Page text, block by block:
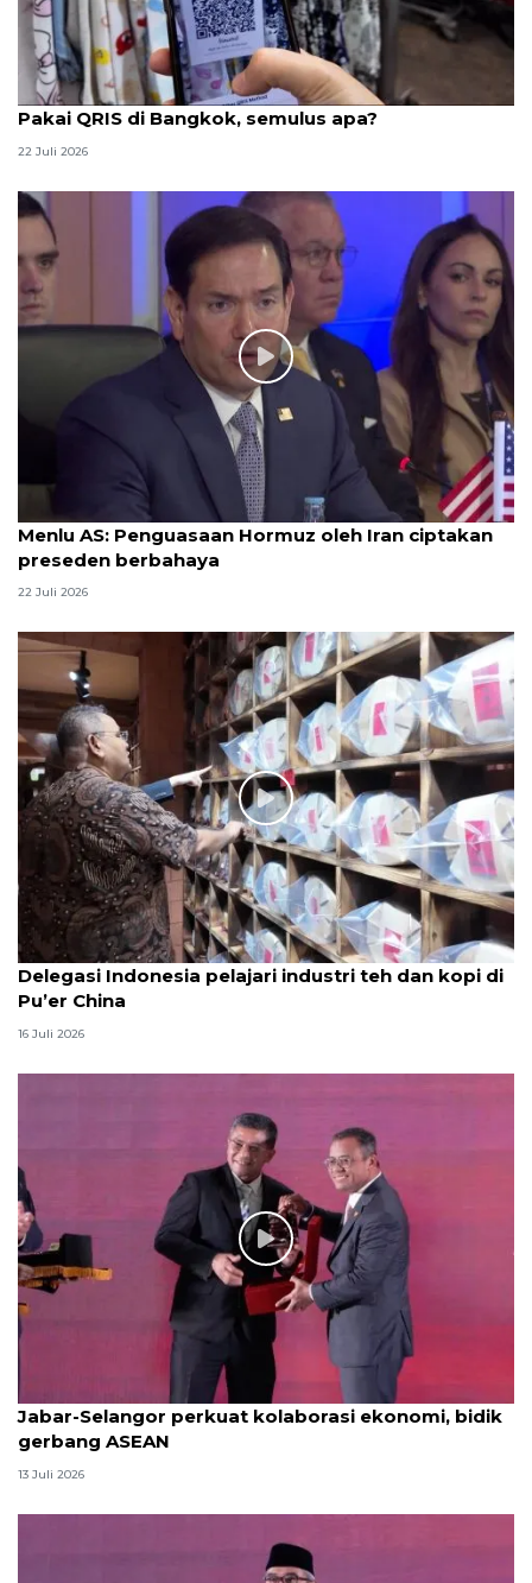
Pakai QRIS di Bangkok, semulus apa?
22 Juli 2026
Menlu AS: Penguasaan Hormuz oleh Iran ciptakan
preseden berbahaya
22 Juli 2026
Delegasi Indonesia pelajari industri teh dan kopi di
Pu’er China
16 Juli 2026
Jabar-Selangor perkuat kolaborasi ekonomi, bidik
gerbang ASEAN
13 Juli 2026